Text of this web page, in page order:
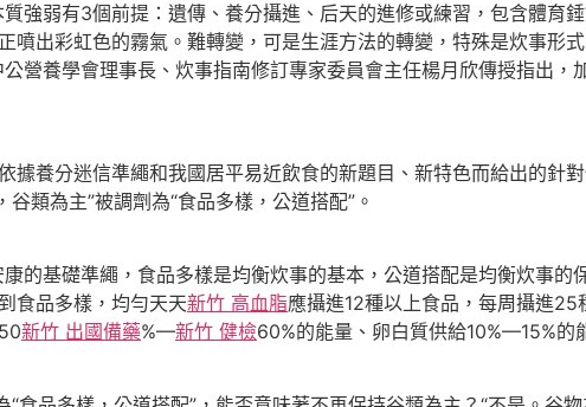
強弱有3個前提：遺傳、養分攝進、后天的進修或練習，包含體育
噴出彩虹色的霧氣。難轉變，可是生涯方法的轉變，特殊是炊事形
營養學會理事長、炊事指南修訂專家委員會主任楊月欣傳授指出，
養分迷信準繩和我國居平易近飲食的新題目、新特色而給出的針
類為主”被調劑為“食品多樣，公道搭配”。
基礎準繩，食品多樣是均衡炊事的基本，公道搭配是均衡炊事的
食品多樣，均勻天天新竹 高血脂應攝進12種以上食品，每周攝進
新竹 出國備藥%—新竹 健檢60%的能量、卵白質供給10%—15%